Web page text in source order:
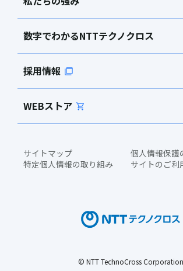
数字でわかるNTTテクノクロス
採用情報
WEBストア
サイトマップ
個人情報保護
特定個人情報の取り組み
サイトのご利
© NTT TechnoCross Corporation